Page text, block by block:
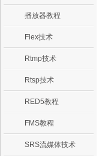
播放器教程
Flex技术
Rtmp技术
Rtsp技术
RED5教程
FMS教程
SRS流媒体技术